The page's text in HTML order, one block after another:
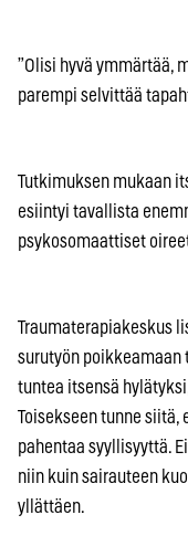
”Olisi hyvä ymmärtää,
parempi selvittää
Tutkimuksen mukaan
esiintyi tavallista
psykosomaattiset
Traumaterapiakeskus
surutyön poikkeamaan
tuntea itsensä
Toisekseen tunne
pahentaa syyllisyyttä.
niin kuin sairauteen
yllättäen.